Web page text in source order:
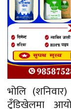
भोलि
टुँडिखेलमा